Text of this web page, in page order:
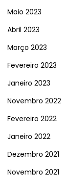
Maio 2023
Abril 2023
Março 2023
Fevereiro 2023
Janeiro 2023
Novembro 2022
Fevereiro 2022
Janeiro 2022
Dezembro 2021
Novembro 2021